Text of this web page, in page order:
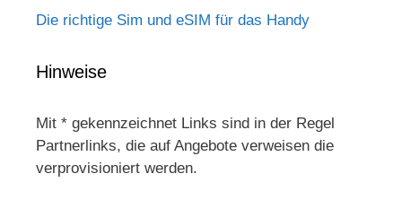
Die richtige Sim und eSIM für das Handy
Hinweise
Mit * gekennzeichnet Links sind in der Regel
Partnerlinks, die auf Angebote verweisen die
verprovisioniert werden.